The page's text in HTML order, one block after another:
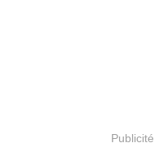
Publicité